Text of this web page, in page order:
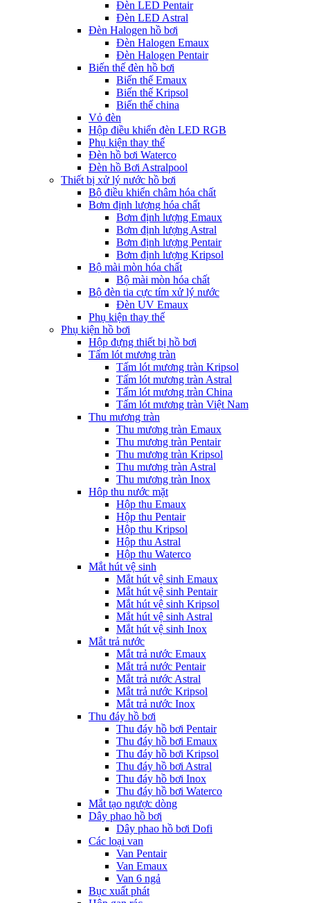
Đèn LED Pentair
Đèn LED Astral
Đèn Halogen hồ bơi
Đèn Halogen Emaux
Đèn Halogen Pentair
Biến thế đèn hồ bơi
Biến thế Emaux
Biến thế Kripsol
Biến thế china
Vỏ đèn
Hộp điều khiển đèn LED RGB
Phụ kiện thay thế
Đèn hồ bơi Waterco
Đèn hồ Bơi Astralpool
Thiết bị xử lý nước hồ bơi
Bộ điều khiển châm hóa chất
Bơm định lượng hóa chất
Bơm định lượng Emaux
Bơm định lượng Astral
Bơm định lượng Pentair
Bơm định lượng Kripsol
Bộ mài mòn hóa chất
Bộ mài mòn hóa chất
Bộ đèn tia cực tím xử lý nước
Đèn UV Emaux
Phụ kiện thay thế
Phụ kiện hồ bơi
Hộp đựng thiết bị hồ bơi
Tấm lót mương tràn
Tấm lót mương tràn Kripsol
Tấm lót mương tràn Astral
Tấm lót mương tràn China
Tấm lót mương tràn Việt Nam
Thu mương tràn
Thu mương tràn Emaux
Thu mương tràn Pentair
Thu mương tràn Kripsol
Thu mương tràn Astral
Thu mương tràn Inox
Hôp thu nước mặt
Hộp thu Emaux
Hộp thu Pentair
Hộp thu Kripsol
Hộp thu Astral
Hộp thu Waterco
Mắt hút vệ sinh
Mắt hút vệ sinh Emaux
Mắt hút vệ sinh Pentair
Mắt hút vệ sinh Kripsol
Mắt hút vệ sinh Astral
Mắt hút vệ sinh Inox
Mắt trả nước
Mắt trả nước Emaux
Mắt trả nước Pentair
Mắt trả nước Astral
Mắt trả nước Kripsol
Mắt trả nước Inox
Thu đáy hồ bơi
Thu đáy hồ bơi Pentair
Thu đáy hồ bơi Emaux
Thu đáy hồ bơi Kripsol
Thu đáy hồ bơi Astral
Thu đáy hồ bơi Inox
Thu đáy hồ bơi Waterco
Mắt tạo ngược dòng
Dây phao hồ bơi
Dây phao hồ bơi Dofi
Các loại van
Van Pentair
Van Emaux
Van 6 ngả
Bục xuất phát